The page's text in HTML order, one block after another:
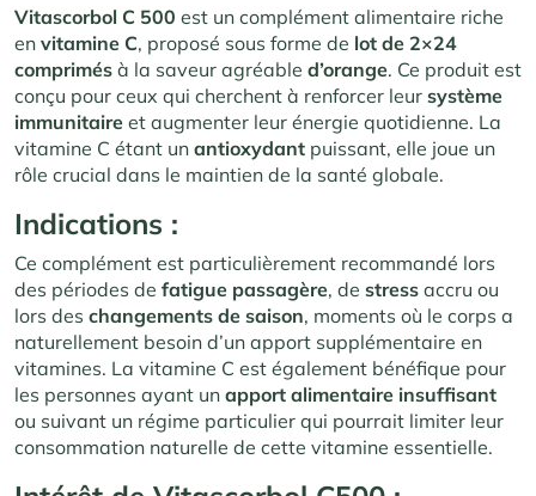
Vitascorbol C 500 est un complément alimentaire riche
en vitamine C, proposé sous forme de lot de 2×24
comprimés à la saveur agréable d’orange. Ce produit est
conçu pour ceux qui cherchent à renforcer leur système
immunitaire et augmenter leur énergie quotidienne. La
vitamine C étant un antioxydant puissant, elle joue un
rôle crucial dans le maintien de la santé globale.
Indications :
Ce complément est particulièrement recommandé lors
des périodes de fatigue passagère, de stress accru ou
lors des changements de saison, moments où le corps a
naturellement besoin d’un apport supplémentaire en
vitamines. La vitamine C est également bénéfique pour
les personnes ayant un apport alimentaire insuffisant
ou suivant un régime particulier qui pourrait limiter leur
consommation naturelle de cette vitamine essentielle.